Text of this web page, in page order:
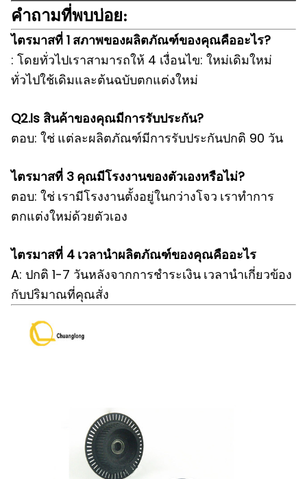
คำถามที่พบบ่อย:
ไตรมาสที่ 1 สภาพของผลิตภัณฑ์ของคุณคืออะไร?
: โดยทั่วไปเราสามารถให้ 4 เงื่อนไข: ใหม่เดิมใหม่
ทั่วไปใช้เดิมและต้นฉบับตกแต่งใหม่
Q2.Is สินค้าของคุณมีการรับประกัน?
ตอบ: ใช่ แต่ละผลิตภัณฑ์มีการรับประกันปกติ 90 วัน
ไตรมาสที่ 3 คุณมีโรงงานของตัวเองหรือไม่?
ตอบ: ใช่ เรามีโรงงานตั้งอยู่ในกว่างโจว เราทำการ
ตกแต่งใหม่ด้วยตัวเอง
ไตรมาสที่ 4 เวลานำผลิตภัณฑ์ของคุณคืออะไร
A: ปกติ 1-7 วันหลังจากการชำระเงิน เวลานำเกี่ยวข้อง
กับปริมาณที่คุณสั่ง